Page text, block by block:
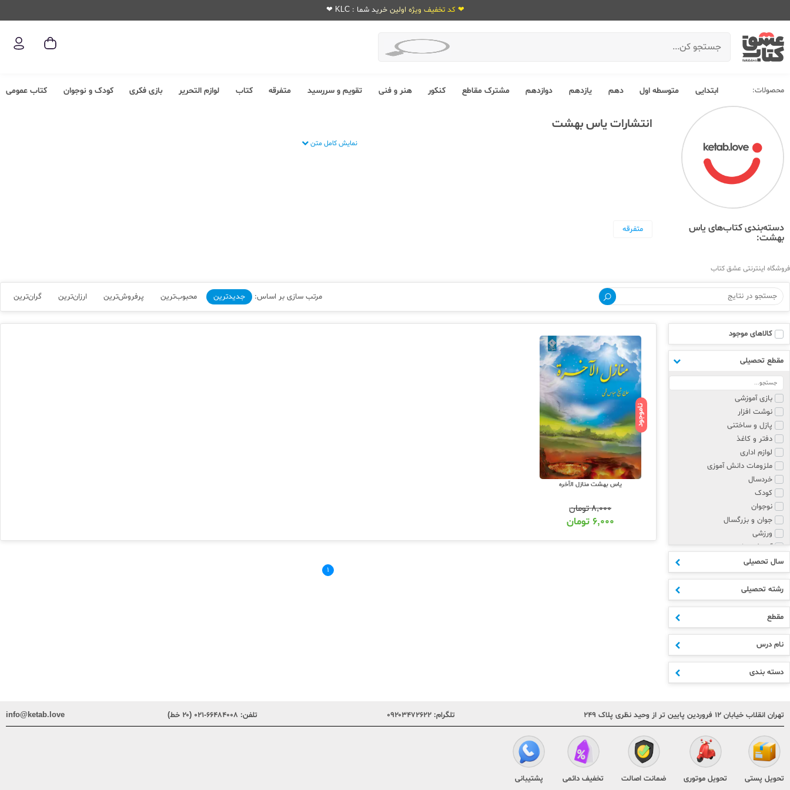
❤ کد تخفیف ویژه اولین خرید شما : KLC ❤
محصولات: ابتدایی متوسطه اول دهم یازدهم دوازدهم مشترک مقاطع کنکور هنر و فنی تقویم و سررسید متفرقه کتاب لوازم التحریر بازی فکری کودک و نوجوان کتاب عمومی
انتشارات یاس بهشت
نمایش کامل متن
دسته‌بندی کتاب‌های یاس
بهشت:
متفرقه
فروشگاه اینترنتی عشق کتاب
مرتب سازی بر اساس: جدیدترین محبوب‌ترین پرفروش‌ترین ارزان‌ترین گران‌ترین
کالاهای موجود
مقطع تحصیلی
بازی آموزشی
نوشت افزار
پازل و ساختنی
دفتر و کاغذ
لوازم اداری
ملزومات دانش آموزی
خردسال
کودک
نوجوان
جوان و بزرگسال
ورزشی
آموزش زبان
پزشکی و روانشناسی
مذهبی
هنر
علوم انسانی
ادبیات
اکسسوری
ابتدایی
متوسطه اول
دهم
یازدهم
هنر و فنی
تقویم و سررسید
کودک و نوجوان
متفرقه
سال تحصیلی
رشته تحصیلی
مقطع
نام درس
دسته بندی
ناموجود
یاس بهشت منازل الآخره
۸,۰۰۰تومان
۶,۰۰۰ تومان
۱
تهران انقلاب خیابان ۱۲ فروردین پایین تر از وحید نظری پلاک ۲۴۹ تلگرام: ۰۹۲۰۳۴۷۲۶۲۲ تلفن: ۶۶۴۸۴۰۰۸-۰۲۱ (۲۰ خط) info@ketab.love
تحویل پستی تحویل موتوری ضمانت اصالت تخفیف دائمی پشتیبانی